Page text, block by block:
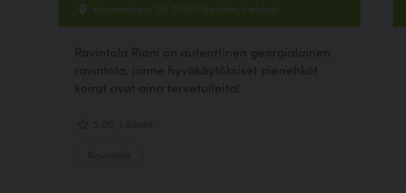
Kasarmikatu 25, 01300 Helsinki, Helsinki
Ravintola Rioni on autenttinen georgialainen
ravintola, jonne hyväkäytöksiset pienehköt
koirat ovat aina tervetulleita!